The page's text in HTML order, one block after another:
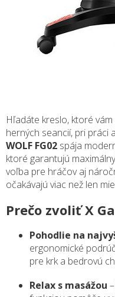
Hľadáte kreslo, ktoré
herných seancií, pri práci
WOLF FG02 spája
ktoré garantujú
voľba pre hráčov aj
očakávajú viac než len
Prečo zvoliť X
Pohodlie na
ergonomické
pre krk a bedrovú
Relax s masážou